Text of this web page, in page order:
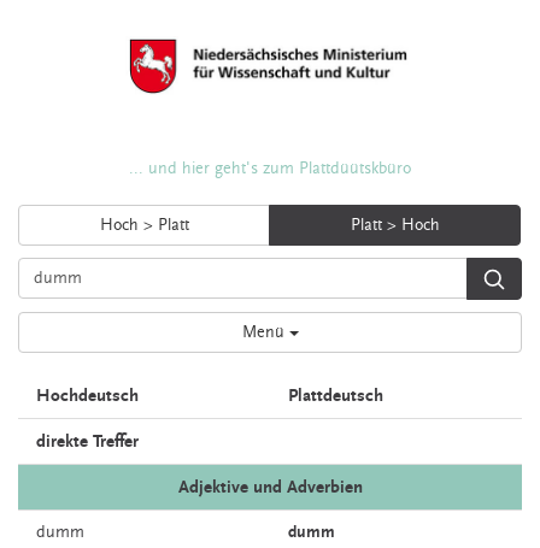
... und hier geht's zum Plattdüütskbüro
Hoch > Platt Platt > Hoch
Menü
Hochdeutsch Plattdeutsch
direkte Treffer
Adjektive und Adverbien
dumm dumm